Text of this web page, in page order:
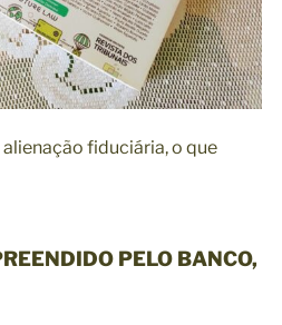
fiduciária, o que
PELO BANCO,